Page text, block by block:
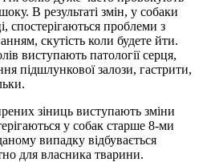
В результаті змін, у собаки
спостерігаються проблеми з
скутість коли будете йти.
виступають патології серця,
підшлункової залози, гастрити,
зіниць виступають зміни
у собак старше 8-ми
випадку відбувається
для власника тварини.